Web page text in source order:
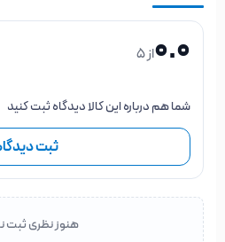
0.0از 5
شما هم درباره این کالا دیدگاه ثبت کنید
ثبت
هنوز نظری ثبت